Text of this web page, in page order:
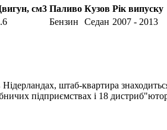
см3 Паливо Кузов Рік випуску
Бензин Седан 2007 - 2013
штаб-квартира
підприємствах і 18